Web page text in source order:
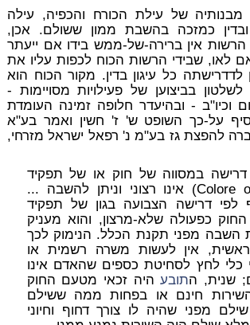
של עילת הכורח והכפיה, עילה
כמזכה בהשבת ממון ששולם. אכן,
הרשות אין ברירה-של-ממש בידו אם ייעתר
לאו, שבידי הרשות הכוח לכפות עליו את
כל עיגון בדין. מקור הכוח הוא
לשלטון בביצוען של פעילויות מסויימות -
וכיו"ב - ובהיעדר חלופה זמינה העומדת
על-כך השופט ש' ז' חשין ואמר בע"א
חברה להפצת גז בע"מ נ' רפאל ישראל מזרחי,
במסווה של חוק או של תפקיד
רשמי (Colore officii) אינו רצוני וניתן להשבה ...
לפי דרישה הצבועה בגון של תפקיד
כפעולה שלא-מרצון, והוא מעניק
השבה מפני תקנת הכלל. הנימוק לכך
אין לעשות משרה רשמית או
לחץ לסחיטת כספים שהאדם אינו
שנית, התובעהיה זכאי מטעם החוק
חינם או בפחות ממה ששילם
מפני שהיה לו צורך דחוף וחיוני